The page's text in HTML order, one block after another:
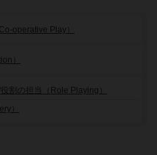
operative Play）
）
割の担当（Role Playing）
）